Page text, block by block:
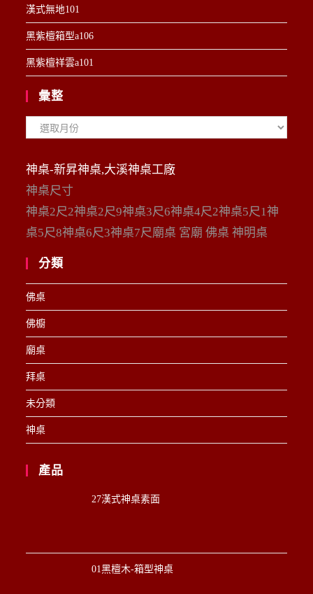
漢式無地101
黑紫檀箱型a106
黑紫檀祥雲a101
彙整
神桌-新昇神桌,大溪神桌工廠
神桌尺寸
神桌2尺2神桌2尺9神桌3尺6神桌4尺2神桌5尺1神
桌5尺8神桌6尺3神桌7尺廟桌 宮廟 佛桌 神明桌
分類
佛桌
佛櫥
廟桌
拜桌
未分類
神桌
產品
27漢式神桌素面
01黑檀木-箱型神桌